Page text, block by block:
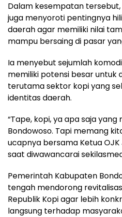
Dalam kesempatan tersebut,
juga menyoroti pentingnya
daerah agar memiliki nilai
mampu bersaing di pasar
Ia menyebut sejumlah
memiliki potensi besar untuk
terutama sektor kopi yang
identitas daerah.
“Tape, kopi, ya apa saja
Bondowoso. Tapi memang
ucapnya bersama Ketua OJK
saat diwawancarai
Pemerintah Kabupaten
tengah mendorong
Republik Kopi agar lebih
langsung terhadap